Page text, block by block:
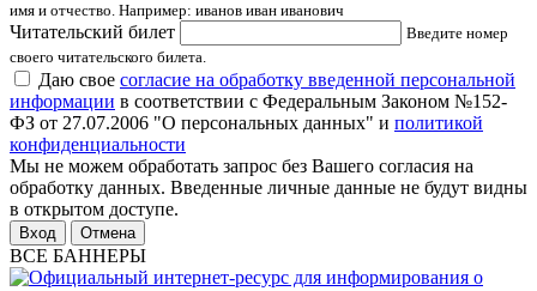
имя и отчество. Например: иванов иван иванович
Читательский билет
Введите номер
своего читательского билета.
Даю свое согласие на обработку введенной персональной
информации в соответствии с Федеральным Законом №152-
ФЗ от 27.07.2006 "О персональных данных" и политикой
конфиденциальности
Мы не можем обработать запрос без Вашего согласия на
обработку данных. Введенные личные данные не будут видны
в открытом доступе.
Отмена
ВСЕ БАННЕРЫ